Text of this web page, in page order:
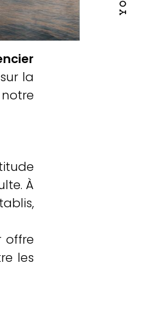
la
À
offre
les